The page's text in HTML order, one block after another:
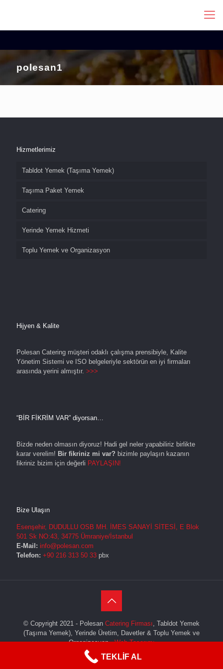
polesan1
Hizmetlerimiz
Tabldot Yemek (Taşıma Yemek)
Taşıma Paket Yemek
Catering
Yerinde Yemek Hizmeti
Toplu Yemek ve Organizasyon
Hijyen & Kalite
Polesan Catering müşteri odaklı çalışma prensibiyle, Kalite
Yönetim Sistemi ve ISO belgeleriyle sektörün en iyi firmaları
arasında yerini almıştır. >>>
“BİR FİKRİM VAR” diyorsan…
Bizde neden olmasın diyoruz! Hadi gel neler yapabiliriz birlikte
karar verelim! Bir fikriniz mi var? bizimle paylaşın kazanın
fikriniz bizim için değerli PAYLAŞIN!
Bize Ulaşın
Esenşehir, DUDULLU OSB MH. İMES SANAYİ SİTESİ, E Blok
501 Sk NO:43, 34775 Ümraniye/İstanbul
E-Mail: info@polesan.com
Telefon: +90 216 313 50 33 pbx
© Copyright 2021 - Polesan Catering Firması, Tabldot Yemek
(Taşıma Yemek), Yerinde Üretim, Davetler & Toplu Yemek ve
OrganizasyonWeb Tasarımı
TEKLİF AL